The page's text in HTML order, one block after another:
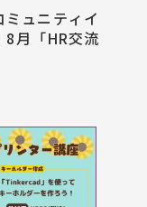
ミュニティイ
8月「HR交流